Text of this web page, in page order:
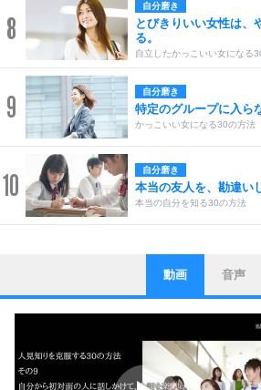
8
自分磨き
とびきりいい女性は、
る。
自立したかっこいい女になる
9 自分磨き
特定のグループに入ら
かっこいい女になる30の方法
10 自分磨き
本当の友人を、勘違い
本当の自分を知る30の方法
1
ストレス対策
他人と比べない。
いっそのこと、他人を
いらいらしない人になる30の
プラス思考
ポジティブになれない
動画 音声